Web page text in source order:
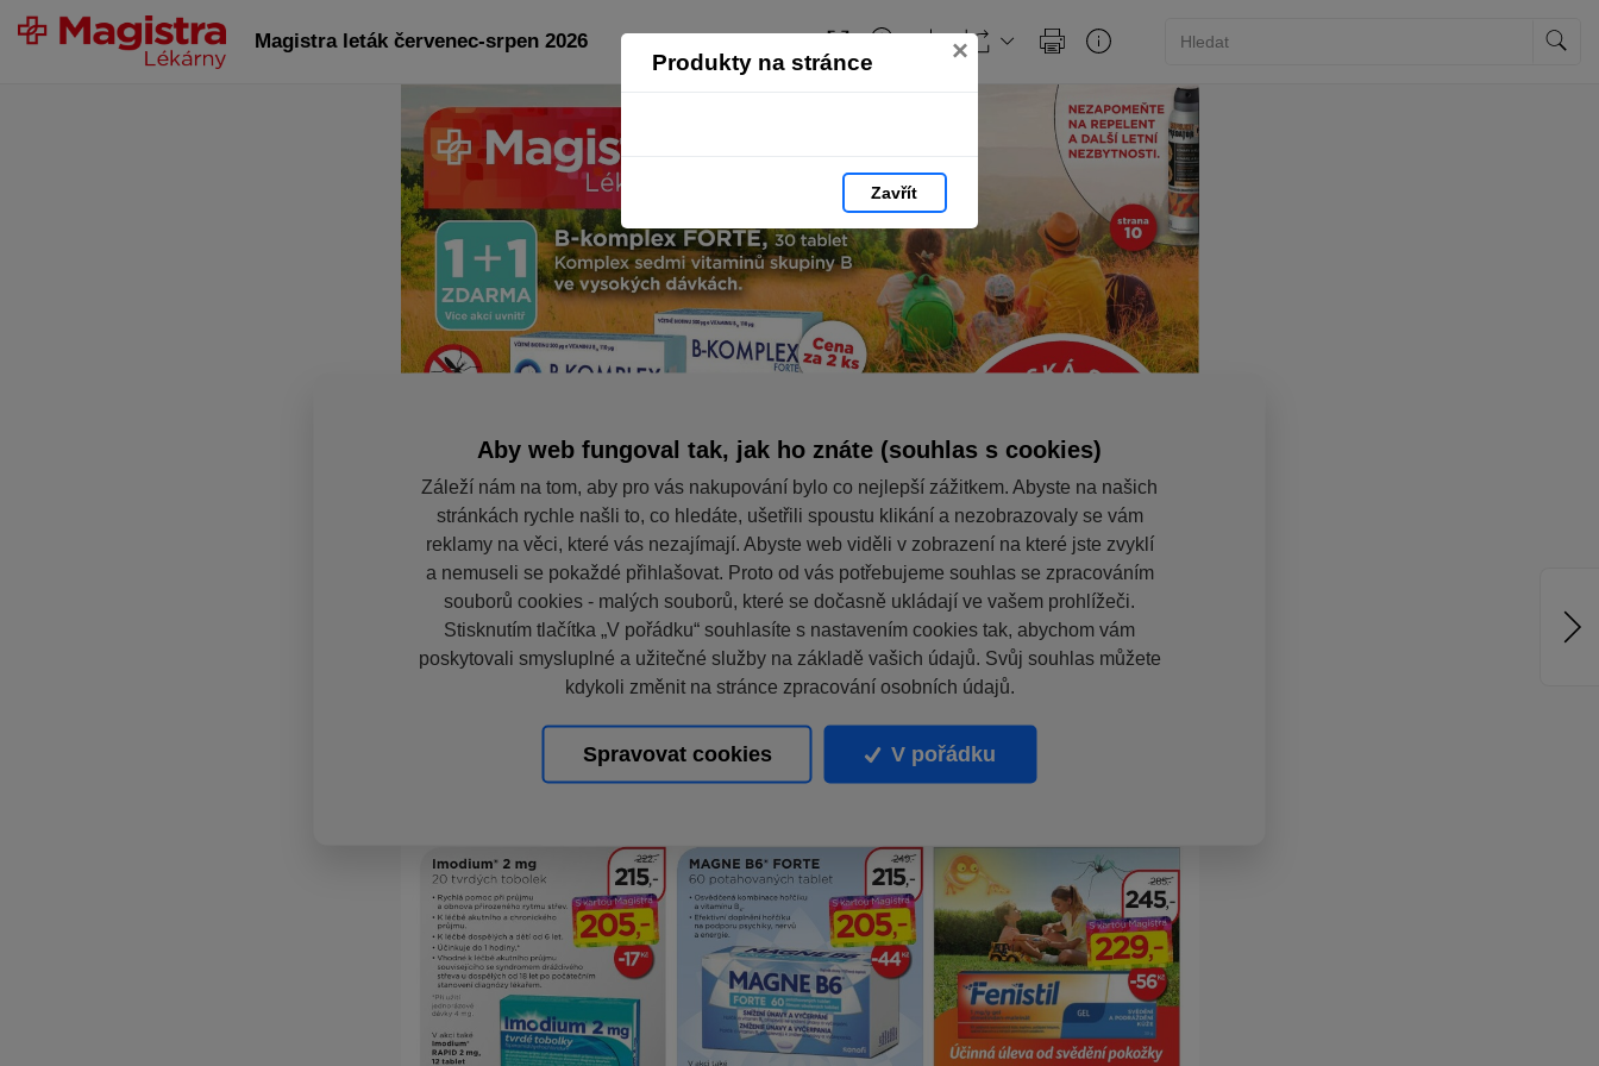
Produkty na stránce ×
Zavřít
Magistra leták červenec-srpen 2026
Aby web fungoval tak, jak ho znáte (souhlas s cookies)
Záleží nám na tom, aby pro vás nakupování bylo co nejlepší zážitkem. Abyste na našich
stránkách rychle našli to, co hledáte, ušetřili spoustu klikání a nezobrazovaly se vám
reklamy na věci, které vás nezajímají. Abyste web viděli v zobrazení na které jste zvyklí
a nemuseli se pokaždé přihlašovat. Proto od vás potřebujeme souhlas se zpracováním
souborů cookies - malých souborů, které se dočasně ukládají ve vašem prohlížeči.
Stisknutím tlačítka „V pořádku“ souhlasíte s nastavením cookies tak, abychom vám
poskytovali smysluplné a užitečné služby na základě vašich údajů. Svůj souhlas můžete
kdykoli změnit na stránce zpracování osobních údajů.
Spravovat cookies V pořádku